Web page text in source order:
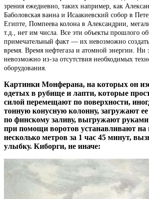
зрения ежедневно, таких например, как
Баболовская ванна и Исаакиевский собор в
Египте, Помпеева колона в Александрии,
т.д., нет им числа. Все эти объекты прошлого
примечательный факт — их невозможно
время. Время нефтегаза и атомной энергии. Ни
невозможно из-за отсутствия необходимых
оборудования.
Картинки Монферана, на которых он
одетых в рубище и лапти, которые
силой перемещают по поверхности,
тонную конусную колонну, загружают
по финскому заливу, выгружают
при помощи воротов устанавливают на
несколько метров за 1 час 45 минут,
улыбку. Киборги, не иначе: